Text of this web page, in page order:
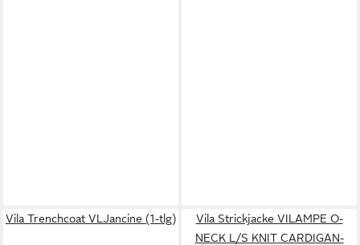
Vila Trenchcoat VLJancine (1-tlg)
Vila Strickjacke VILAMPE O-
NECK L/S KNIT CARDIGAN-